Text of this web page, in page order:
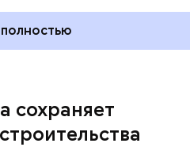
сохраняет
награды победителям